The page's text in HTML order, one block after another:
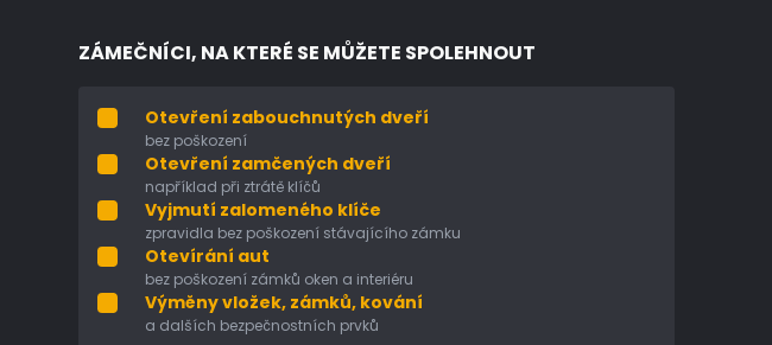
ZÁMEČNÍCI, NA KTERÉ SE MŮŽETE SPOLEHNOUT
Otevření zabouchnutých dveří
bez poškození
Otevření zamčených dveří
například při ztrátě klíčů
Vyjmutí zalomeného klíče
zpravidla bez poškození stávajícího zámku
Otevírání aut
bez poškození zámků oken a interiéru
Výměny vložek, zámků, kování
a dalších bezpečnostních prvků